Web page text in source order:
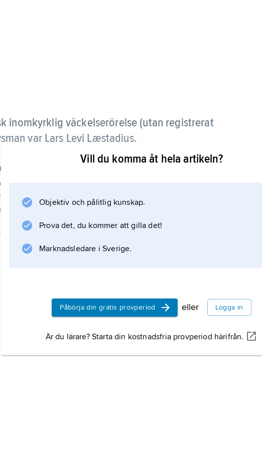
inomkyrklig väckelserörelse (utan registrerat
var Lars Levi Læstadius.
talet i norra Sverige, har sin största utbredning i Finland
Læstadianerna samlas i hem och bönhus men även till
och nattvardsfirande enligt kyrkans ordning. Efter
rörelsens främste ledare.
Vill du komma åt hela artikeln?
Objektiv och pålitlig kunskap.
Prova det, du kommer att gilla det!
Marknadsledare i Sverige.
Påbörja din gratis provperiod eller Logga in
Är du lärare? Starta din kostnadsfria provperiod härifrån.